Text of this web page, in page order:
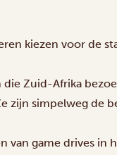
kiezen voor de
Zuid-Afrika
zijn simpelweg de
van game drives in